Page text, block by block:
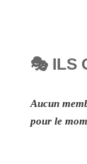
🎭 ILS
Aucun
pour le